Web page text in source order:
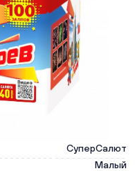
СуперСалют
Малый